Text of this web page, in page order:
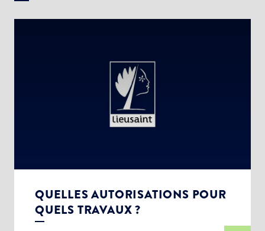
QUELLES AUTORISATIONS POUR
QUELS TRAVAUX ?